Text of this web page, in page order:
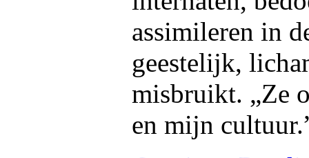
assimileren in
geestelijk,
misbruikt. „Ze
en mijn